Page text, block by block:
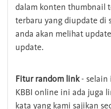
dalam konten thumbnail
terbaru yang diupdate di
anda akan melihat
update.
Fitur random link- selain
KBBI online ini ada juga
kata yang kami sajikan